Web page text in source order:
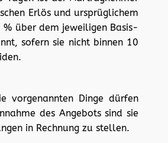
Erlös und ursprüglichem
über dem jeweiligen Basis-
sofern sie nicht binnen 10
vorgenannten Dinge dürfen
des Angebots sind sie
in Rechnung zu stellen.